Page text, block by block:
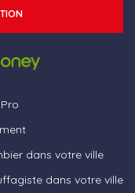
dans votre ville
dans votre ville